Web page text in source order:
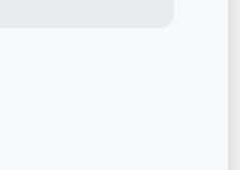
Quận 1 máy chậm lag –